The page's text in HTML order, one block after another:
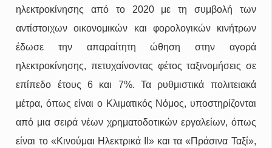
ηλεκτροκίνησης από το 2020 με τη συμβολή των
αντίστοιχων οικονομικών και φορολογικών κινήτρων
έδωσε την απαραίτητη ώθηση στην αγορά
ηλεκτροκίνησης, πετυχαίνοντας φέτος ταξινομήσεις σε
επίπεδο έτους 6 και 7%. Τα ρυθμιστικά πολιτειακά
μέτρα, όπως είναι ο Κλιματικός Νόμος, υποστηρίζονται
από μια σειρά νέων χρηματοδοτικών εργαλείων, όπως
είναι το «Κινούμαι Ηλεκτρικά ΙΙ» και τα «Πράσινα Ταξί»,